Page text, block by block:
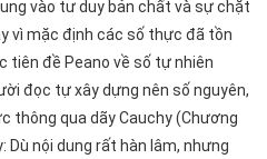
vào tư duy bản chất và sự chặt
vì mặc định các số thực đã tồn
tiên đề Peano về số tự nhiên
đọc tự xây dựng nên số nguyên,
thông qua dãy Cauchy (Chương
Dù nội dung rất hàn lâm, nhưng